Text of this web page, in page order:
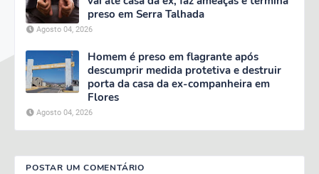
preso em Serra Talhada
Agosto 04, 2026
Homem é preso em flagrante após
descumprir medida protetiva e destruir
porta da casa da ex-companheira em
Flores
Agosto 04, 2026
POSTAR UM COMENTÁRIO